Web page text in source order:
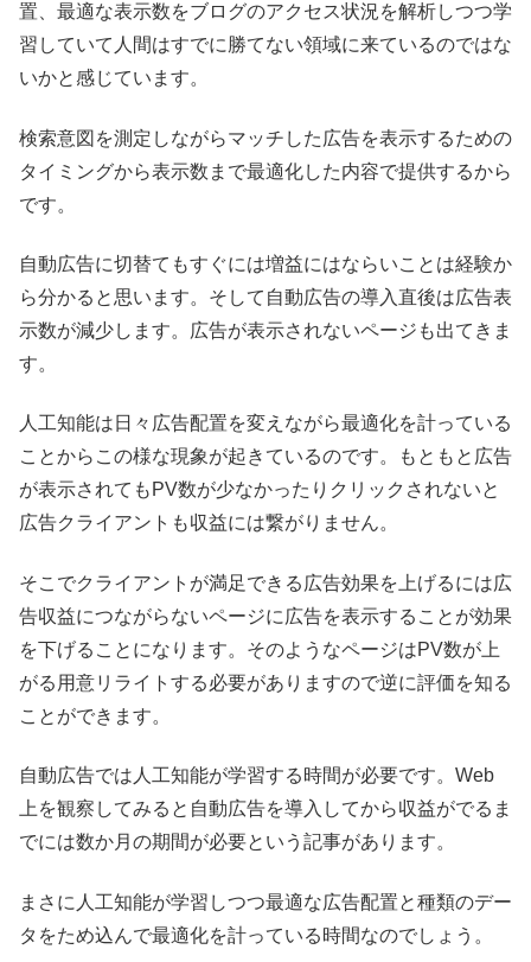
置、最適な表示数をブログのアクセス状況を解析しつつ学
習していて人間はすでに勝てない領域に来ているのではな
いかと感じています。
検索意図を測定しながらマッチした広告を表示するための
タイミングから表示数まで最適化した内容で提供するから
です。
自動広告に切替てもすぐには増益にはならいことは経験か
ら分かると思います。そして自動広告の導入直後は広告表
示数が減少します。広告が表示されないページも出てきま
す。
人工知能は日々広告配置を変えながら最適化を計っている
ことからこの様な現象が起きているのです。もともと広告
が表示されてもPV数が少なかったりクリックされないと
広告クライアントも収益には繋がりません。
そこでクライアントが満足できる広告効果を上げるには広
告収益につながらないページに広告を表示することが効果
を下げることになります。そのようなページはPV数が上
がる用意リライトする必要がありますので逆に評価を知る
ことができます。
自動広告では人工知能が学習する時間が必要です。Web
上を観察してみると自動広告を導入してから収益がでるま
でには数か月の期間が必要という記事があります。
まさに人工知能が学習しつつ最適な広告配置と種類のデー
タをため込んで最適化を計っている時間なのでしょう。